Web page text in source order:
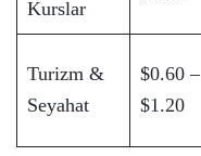
Kurslar
Turizm &
Seyahat
$0.60 –
$1.20